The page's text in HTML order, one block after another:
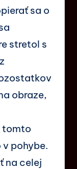
sa o
stretol s
obraze,
tomto
pohybe.
na celej